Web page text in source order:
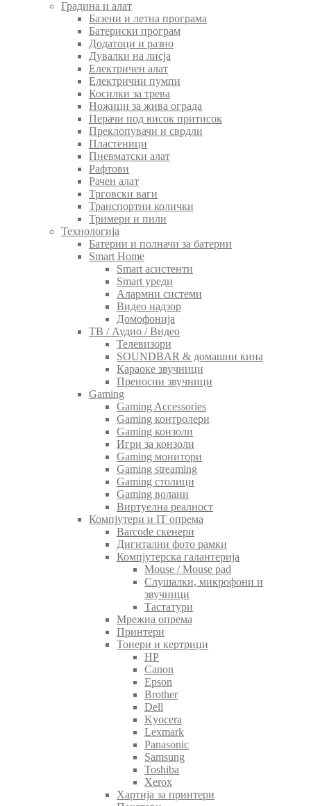
Градина и алат
Базени и летна програма
Батериски програм
Додатоци и разно
Дувалки на лисја
Електричен алат
Електрични пумпи
Косилки за трева
Ножици за жива ограда
Перачи под висок притисок
Преклопувачи и сврдли
Пластеници
Пневматски алат
Рафтови
Рачен алат
Трговски ваги
Транспортни колички
Тримери и пили
Технологија
Батерии и полначи за батерии
Smart Home
Smart асистенти
Smart уреди
Алармни системи
Видео надзор
Домофонија
ТВ / Аудио / Видео
Телевизори
SOUNDBAR & домашни кина
Караоке звучници
Преносни звучници
Gaming
Gaming Accessories
Gaming контролери
Gaming конзоли
Игри за конзоли
Gaming монитори
Gaming streaming
Gaming столици
Gaming волани
Виртуелна реалност
Компјутери и IT опрема
Barcode скенери
Дигитални фото рамки
Компјутерска галантерија
Mouse / Mouse pad
Слушалки, микрофони и
звучници
Тастатури
Мрежна опрема
Принтери
Тонери и кертриџи
HP
Canon
Epson
Brother
Dell
Kyocera
Lexmark
Panasonic
Samsung
Toshiba
Xerox
Хартија за принтери